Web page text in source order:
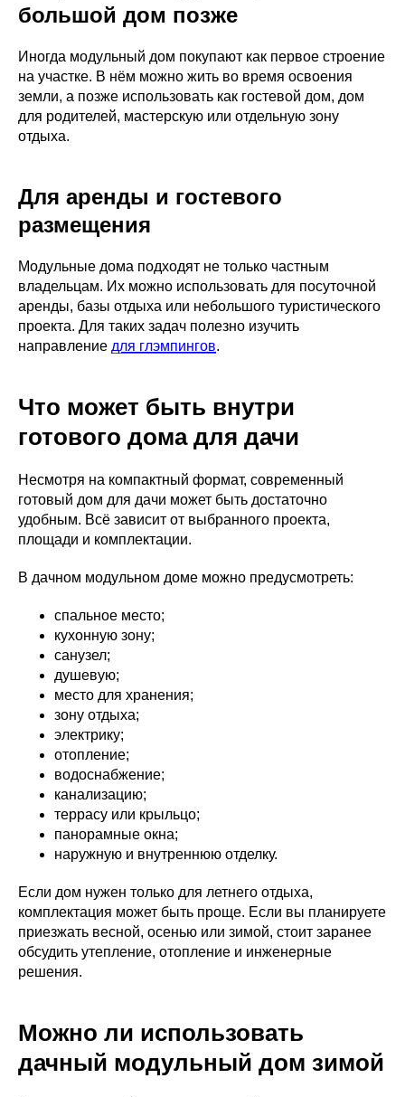
большой дом позже
Иногда модульный дом покупают как первое строение
на участке. В нём можно жить во время освоения
земли, а позже использовать как гостевой дом, дом
для родителей, мастерскую или отдельную зону
отдыха.
Для аренды и гостевого
размещения
Модульные дома подходят не только частным
владельцам. Их можно использовать для посуточной
аренды, базы отдыха или небольшого туристического
проекта. Для таких задач полезно изучить
направление для глэмпингов.
Что может быть внутри
готового дома для дачи
Несмотря на компактный формат, современный
готовый дом для дачи может быть достаточно
удобным. Всё зависит от выбранного проекта,
площади и комплектации.
В дачном модульном доме можно предусмотреть:
спальное место;
кухонную зону;
санузел;
душевую;
место для хранения;
зону отдыха;
электрику;
отопление;
водоснабжение;
канализацию;
террасу или крыльцо;
панорамные окна;
наружную и внутреннюю отделку.
Если дом нужен только для летнего отдыха,
комплектация может быть проще. Если вы планируете
приезжать весной, осенью или зимой, стоит заранее
обсудить утепление, отопление и инженерные
решения.
Можно ли использовать
дачный модульный дом зимой